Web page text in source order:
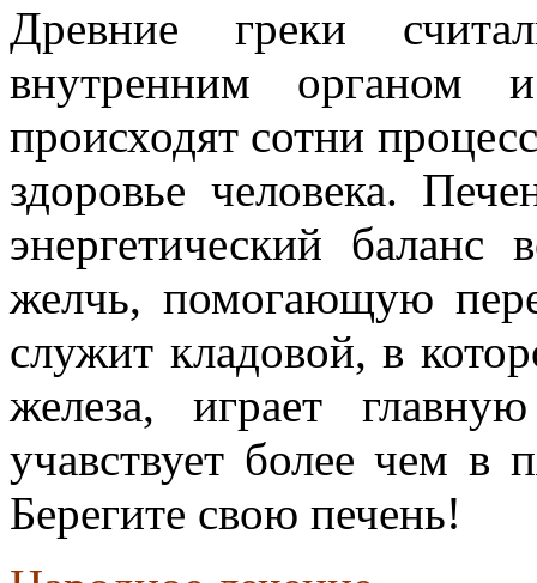
Древние греки
внутренним органом
происходят сотни
здоровье человека.
энергетический баланс
желчь, помогающую
служит кладовой, в
железа, играет
учавствует более чем в
Берегите свою печень!